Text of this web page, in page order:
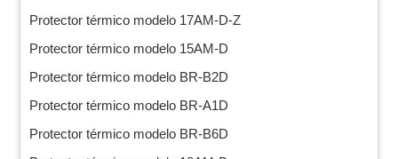
Protector térmico modelo 17AM-D-Z
Protector térmico modelo 15AM-D
Protector térmico modelo BR-B2D
Protector térmico modelo BR-A1D
Protector térmico modelo BR-B6D